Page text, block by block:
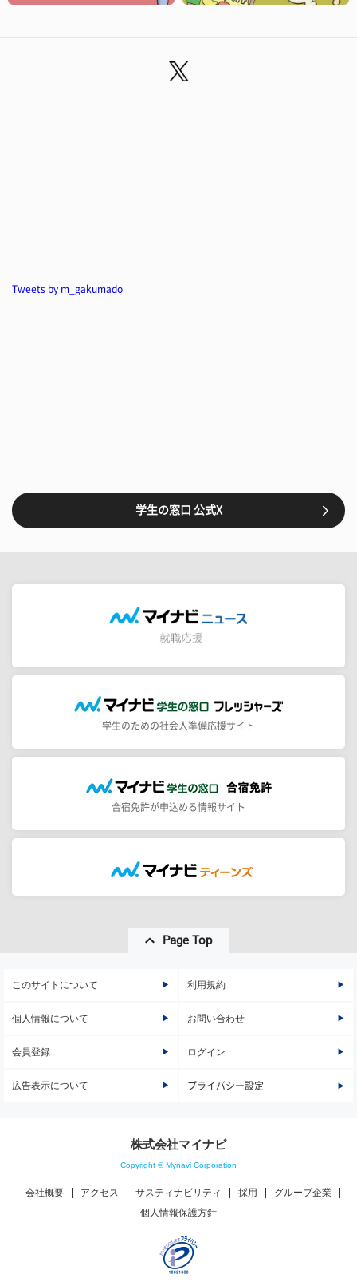
Tweets by m_gakumado
学生の窓口 公式X
学生のための社会人準備応援サイト
合宿免許が申込める情報サイト
Page Top
このサイトについて 利用規約
個人情報について お問い合わせ
会員登録 ログイン
広告表示について プライバシー設定
株式会社マイナビ
Copyright © Mynavi Corporation
会社概要 アクセス サスティナビリティ 採用
グループ企業
個人情報保護方針